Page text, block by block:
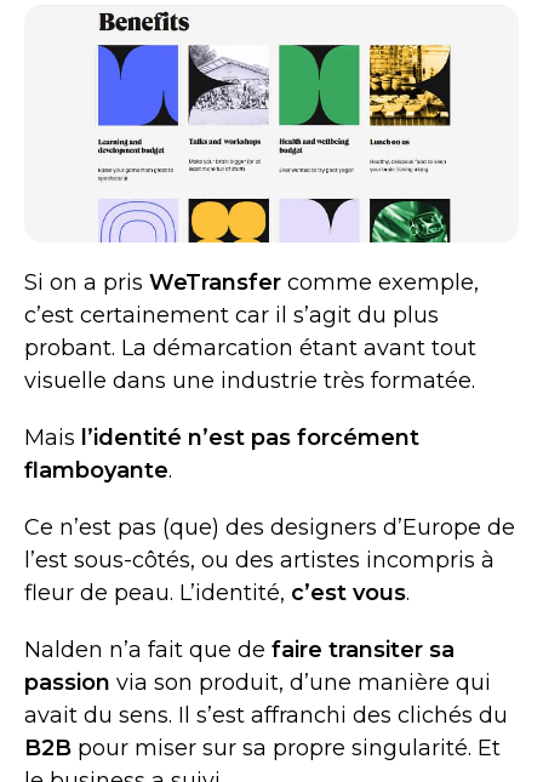
Si on a pris WeTransfer comme exemple,
c’est certainement car il s’agit du plus
probant. La démarcation étant avant tout
visuelle dans une industrie très formatée.
Mais l’identité n’est pas forcément
flamboyante.
Ce n’est pas (que) des designers d’Europe de
l’est sous-côtés, ou des artistes incompris à
fleur de peau. L’identité, c’est vous.
Nalden n’a fait que de faire transiter sa
passion via son produit, d’une manière qui
avait du sens. Il s’est affranchi des clichés du
B2B pour miser sur sa propre singularité. Et